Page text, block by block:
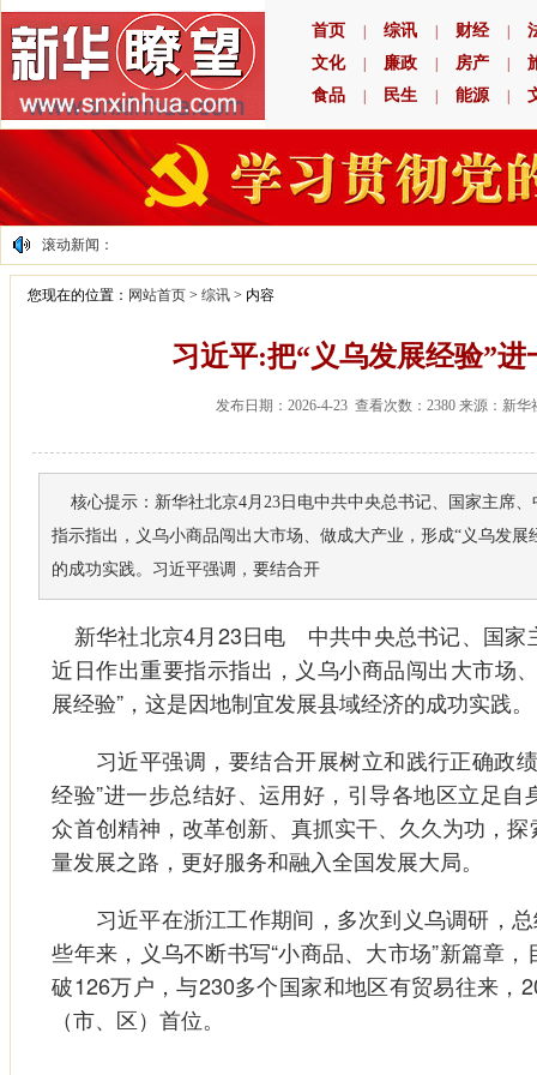
首页 综讯 财经
文化
廉政 房产
食品
民生 能源
滚动新闻：
您现在的位置： 网站首页 > 综讯 > 内容
习近平:把“义乌发展经验”进
发布日期：2026-4-23 查看次数：2380 来源：新
核心提示：新华社北京4月23日电中共中央总书记、国家主席
指示指出，义乌小商品闯出大市场、做成大产业，形成“义乌发
的成功实践。习近平强调，要结合开
新华社北京4月23日电 中共中央总书记、国家
近日作出重要指示指出，义乌小商品闯出大市场
展经验”，这是因地制宜发展县域经济的成功实践。
习近平强调，要结合开展树立和践行正确政绩
经验”进一步总结好、运用好，引导各地区立足
众首创精神，改革创新、真抓实干、久久为功，
量发展之路，更好服务和融入全国发展大局。
习近平在浙江工作期间，多次到义乌调研，总
些年来，义乌不断书写“小商品、大市场”新篇章
破126万户，与230多个国家和地区有贸易往来，
（市、区）首位。